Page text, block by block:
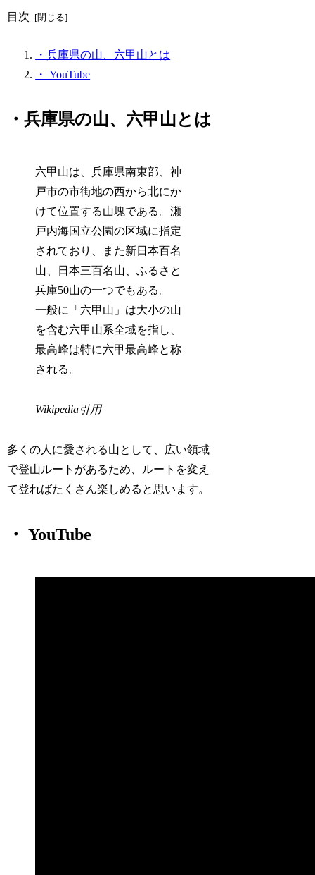
目次
・兵庫県の山、六甲山とは
・ YouTube
・兵庫県の山、六甲山とは
六甲山は、兵庫県南東部、神
戸市の市街地の西から北にか
けて位置する山塊である。瀬
戸内海国立公園の区域に指定
されており、また新日本百名
山、日本三百名山、ふるさと
兵庫50山の一つでもある。
一般に「六甲山」は大小の山
を含む六甲山系全域を指し、
最高峰は特に六甲最高峰と称
される。
Wikipedia引用
多くの人に愛される山として、広い領域
で登山ルートがあるため、ルートを変え
て登ればたくさん楽しめると思います。
・ YouTube